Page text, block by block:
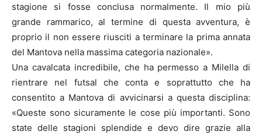
stagione si fosse conclusa normalmente. Il mio più
grande rammarico, al termine di questa avventura, è
proprio il non essere riusciti a terminare la prima annata
del Mantova nella massima categoria nazionale».
Una cavalcata incredibile, che ha permesso a Milella di
rientrare nel futsal che conta e soprattutto che ha
consentito a Mantova di avvicinarsi a questa disciplina:
«Queste sono sicuramente le cose più importanti. Sono
state delle stagioni splendide e devo dire grazie alla